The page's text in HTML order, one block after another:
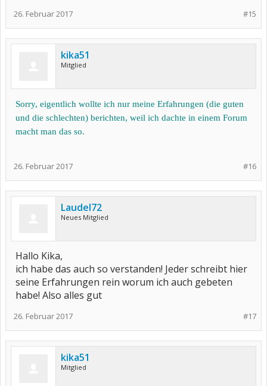
#15
26. Februar 2017
kika51
Mitglied
Sorry, eigentlich wollte ich nur meine Erfahrungen (die guten
und die schlechten) berichten, weil ich dachte in einem Forum
macht man das so.
#16
26. Februar 2017
Laudel72
Neues Mitglied
Hallo Kika,
ich habe das auch so verstanden! Jeder schreibt hier
seine Erfahrungen rein worum ich auch gebeten
habe! Also alles gut
#17
26. Februar 2017
kika51
Mitglied